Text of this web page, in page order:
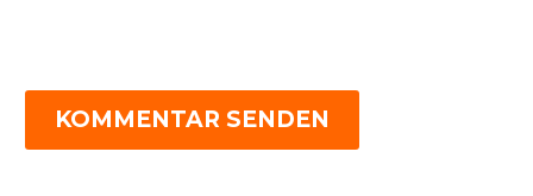
KOMMENTAR SENDEN